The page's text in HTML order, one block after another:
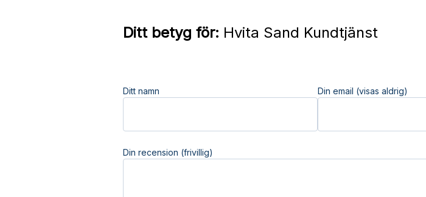
Ditt betyg för: Hvita Sand Kundtjänst
Ditt namn Din email (visas aldrig)
Din recension (frivillig)